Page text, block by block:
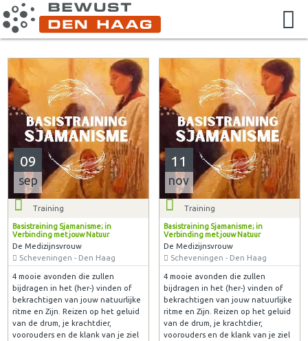
09
sep
Training
Basistraining Sjamanisme; in
Verbinding met jouw Natuur
De Medizijnsvrouw
Scheveningen - Den Haag
4 mooie avonden die zullen
bijdragen in het (her-) vinden of
bekrachtigen van jouw natuurlijke
ritme en Zijn. Reizen op het geluid
van de drum, je krachtdier,
voorouders en de klank van je ziel
11
nov
Training
Basistraining Sjamanisme; in
Verbinding met jouw Natuur
De Medizijnsvrouw
Scheveningen - Den Haag
4 mooie avonden die zullen
bijdragen in het (her-) vinden of
bekrachtigen van jouw natuurlijke
ritme en Zijn. Reizen op het geluid
van de drum, je krachtdier,
voorouders en de klank van je ziel